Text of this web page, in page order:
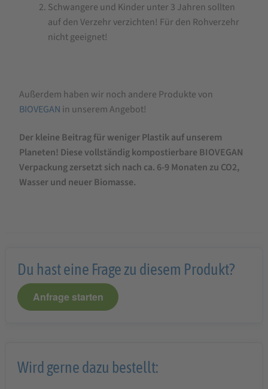
Schwangere und Kinder unter 3 Jahren sollten
auf den Verzehr verzichten! Für den Rohverzehr
nicht geeignet!
Außerdem haben wir noch andere Produkte von
BIOVEGAN in unserem Angebot!
Der kleine Beitrag für weniger Plastik auf unserem
Planeten! Diese vollständig kompostierbare BIOVEGAN
Verpackung zersetzt sich nach ca. 6-9 Monaten zu CO2,
Wasser und neuer Biomasse.
Du hast eine Frage zu diesem Produkt?
Anfrage starten
Wird gerne dazu bestellt: